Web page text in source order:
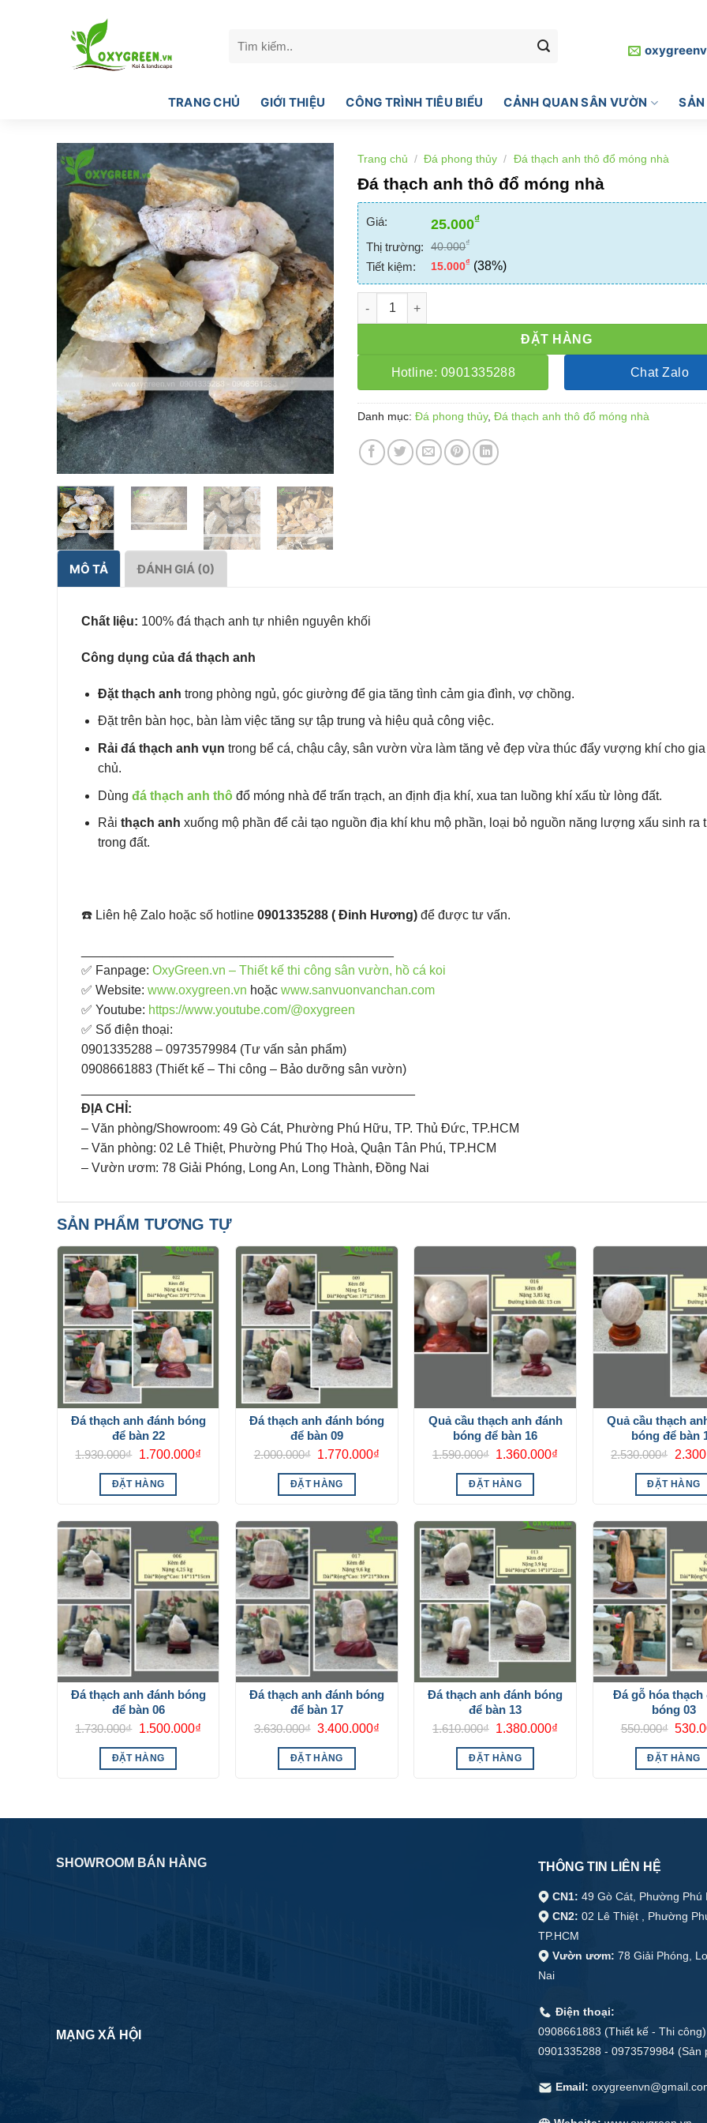
kiếm:
TRANG CHỦ GIỚI THIỆU CÔNG TRÌNH TIÊU BIỂU CẢNH QUAN SÂN VƯỜN
Trang chủ / Đá phong thủy / Đá thạch anh thô đổ móng nhà
Đá thạch anh thô đổ móng nhà
Giá: 25.000₫
Thị trường: 40.000₫
Tiết kiệm: 15.000₫ (38%)
Đá thạch anh thô đổ móng nhà số lượng
ĐẶT HÀNG
Hotline: 0901335288 Chat Zalo
Danh mục:Đá phong thủy,Đá thạch anh thô đổ móng nhà
MÔ TẢ ĐÁNH GIÁ (0)
Chất liệu: 100% đá thạch anh tự nhiên nguyên khối
Công dụng của đá thạch anh
Đặt thạch anh trong phòng ngủ, góc giường để gia tăng tình cảm gia đình, vợ chồng.
Đặt trên bàn học, bàn làm việc tăng sự tập trung và hiệu quả công việc.
Rải đá thạch anh vụn trong bể cá, chậu cây, sân vườn vừa làm tăng vẻ đẹp vừa thúc đẩy vượng khí cho gia
chủ.
Dùng đá thạch anh thôđổ móng nhà để trấn trạch, an định địa khí, xua tan luồng khí xấu từ lòng đất.
Rải thạch anh xuống mộ phần để cải tạo nguồn địa khí khu mộ phần, loại bỏ nguồn năng lượng xấu sinh ra
trong đất.
☎️ Liên hệ Zalo hoặc số hotline 0901335288 ( Đinh Hương) để được tư vấn.
✅ Fanpage: ​ OxyGreen.vn – Thiết kế thi công sân vườn, hồ cá koi
✅ Website: www.oxygreen.vn hoặc www.sanvuonvanchan.com
✅ Youtube: https://www.youtube.com/@oxygreen
✅ Số điện thoại:
0901335288 – 0973579984 (Tư vấn sản phẩm)
0908661883 (Thiết kế – Thi công – Bảo dưỡng sân vườn)
ĐỊA CHỈ:
– Văn phòng/Showroom: 49 Gò Cát, Phường Phú Hữu, TP. Thủ Đức, TP.HCM
– Văn phòng: 02 Lê Thiệt, Phường Phú Thọ Hoà, Quận Tân Phú, TP.HCM
– Vườn ươm: 78 Giải Phóng, Long An, Long Thành, Đồng Nai
SẢN PHẨM TƯƠNG TỰ
Đá thạch anh đánh bóng
để bàn 22
1.930.000₫ Giá
gốc
là:
1.930.000₫.
1.700.000₫Giá
ĐẶT HÀNG
Đá thạch anh đánh bóng
để bàn 09
2.000.000₫ Giá
gốc
là:
2.000.000₫.
1.770.000₫
ĐẶT HÀNG
Quả cầu thạch anh đánh
bóng để bàn 16
1.590.000₫ Giá
gốc
là:
1.590.000₫.
1.360.000₫
ĐẶT HÀNG
Quả cầu thạch
bóng để bàn
2.530.000₫ Giá
gốc
là:
ĐẶT HÀNG
Đá thạch anh đánh bóng
để bàn 06
1.730.000₫ Giá
gốc
là:
1.730.000₫.
1.500.000₫Giá
ĐẶT HÀNG
Đá thạch anh đánh bóng
để bàn 17
3.630.000₫ Giá
gốc
là:
3.630.000₫.
3.400.000₫
ĐẶT HÀNG
Đá thạch anh đánh bóng
để bàn 13
1.610.000₫ Giá
gốc
là:
1.610.000₫.
1.380.000₫
ĐẶT HÀNG
Đá gỗ hóa thạch
bóng 03
550.000₫ Giá
gốc
là:
ĐẶT HÀNG
SHOWROOM BÁN HÀNG
MẠNG XÃ HỘI
THÔNG TIN LIÊN HỆ
CN1: 49 Gò Cát, Phường Phú
CN2: 02 Lê Thiệt , Phường
TP.HCM
Vườn ươm: 78 Giải Phóng,
Nai
Điện thoại:
0908661883 (Thiết kế - Thi công)
0901335288 - 0973579984 (Sản
Email: